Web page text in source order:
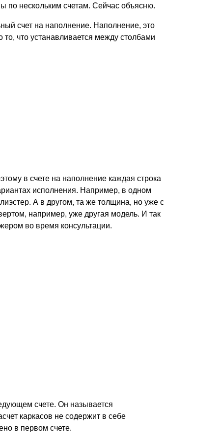
по нескольким счетам. Сейчас объясню.
счет на наполнение. Наполнение, это
что устанавливается между столбами
в счете на наполнение каждая строка
исполнения. Например, в одном
А в другом, та же толщина, но уже с
например, уже другая модель. И так
во время консультации.
счете. Он называется
каркасов не содержит в себе
в первом счете.